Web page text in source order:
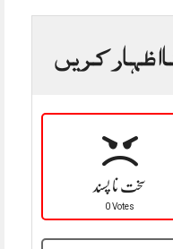
اظہار کریں
سخت نا پسند
0 Votes